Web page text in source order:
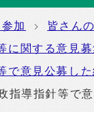
加 皆さん
関する意見募
で意見公募し
指導指針等で